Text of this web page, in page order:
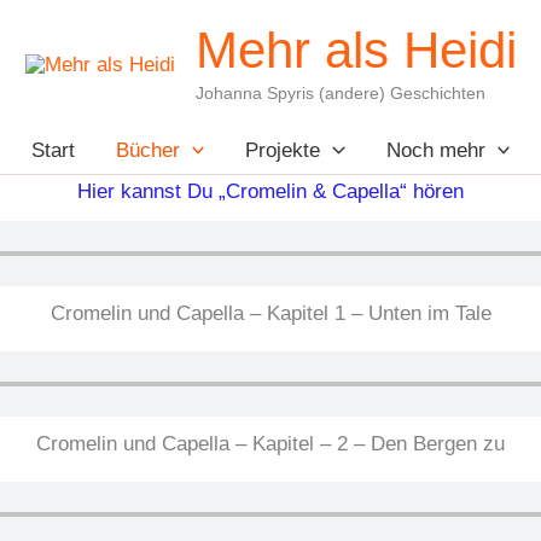
Mehr als Heidi
Johanna Spyris (andere) Geschichten
Start Bücher Projekte Noch mehr
Hier kannst Du „Cromelin & Capella“ hören
Cromelin und Capella – Kapitel 1 – Unten im Tale
Cromelin und Capella – Kapitel – 2 – Den Bergen zu